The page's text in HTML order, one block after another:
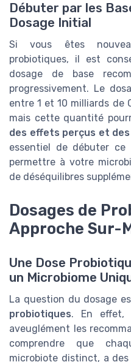
Débuter par les
Dosage Initial
Si vous êtes
probiotiques, il est
dosage de base
progressivement. Le
entre 1 et 10 milliards de
mais cette quantité
des effets perçus et
essentiel de débuter ce
permettre à votre
de déséquilibres
Dosages de
Approche Sur-
Une Dose
un Microbiome
La question du dosage
probiotiques. En effet,
aveuglément les
comprendre que
microbiote distinct, a